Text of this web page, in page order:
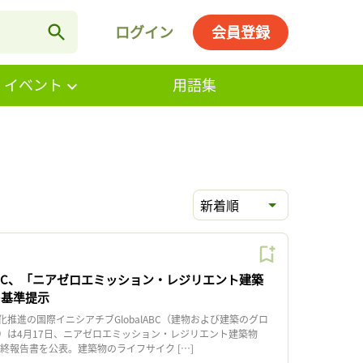
ログイン 会員登録
ベント 用語集
新着順
、「ニアゼロエミッション・レジリエント建築
準提示
進の国際イニシアチブGlobalABC（建物および建築のグロ
は4月17日、ニアゼロエミッション・レジリエント建築物
報告書を公表。建築物のライフサイク […]